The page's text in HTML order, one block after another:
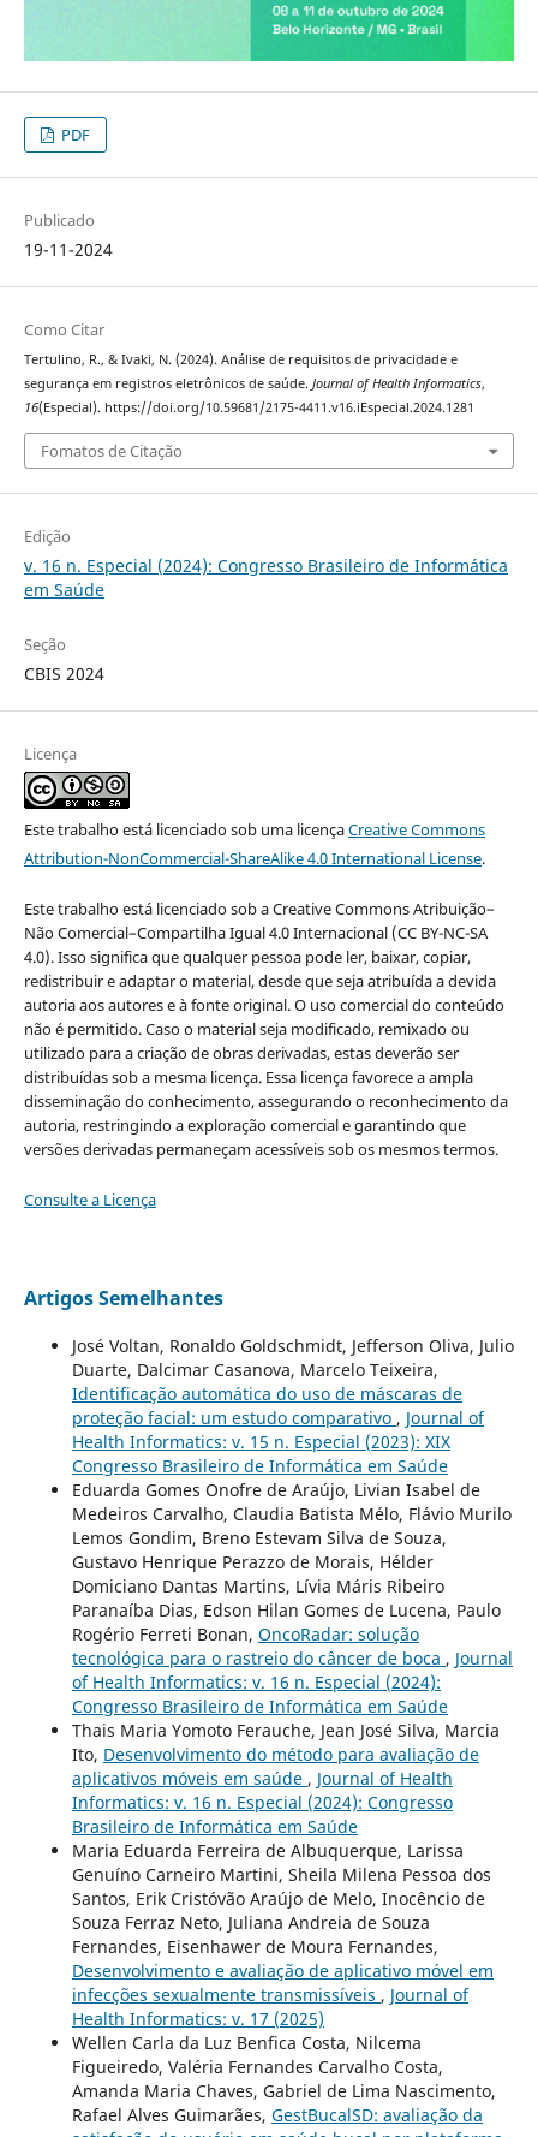
PDF
Publicado
19-11-2024
Como Citar
Tertulino, R., & Ivaki, N. (2024). Análise de requisitos de privacidade e
segurança em registros eletrônicos de saúde. Journal of Health Informatics,
16(Especial). https://doi.org/10.59681/2175-4411.v16.iEspecial.2024.1281
Fomatos de Citação
Edição
v. 16 n. Especial (2024): Congresso Brasileiro de Informática
em Saúde
Seção
CBIS 2024
Licença
Este trabalho está licenciado sob uma licençaCreative Commons
Attribution-NonCommercial-ShareAlike 4.0 International License.
Este trabalho está licenciado sob a Creative Commons Atribuição–
Não Comercial–Compartilha Igual 4.0 Internacional (CC BY-NC-SA
4.0). Isso significa que qualquer pessoa pode ler, baixar, copiar,
redistribuir e adaptar o material, desde que seja atribuída a devida
autoria aos autores e à fonte original. O uso comercial do conteúdo
não é permitido. Caso o material seja modificado, remixado ou
utilizado para a criação de obras derivadas, estas deverão ser
distribuídas sob a mesma licença. Essa licença favorece a ampla
disseminação do conhecimento, assegurando o reconhecimento da
autoria, restringindo a exploração comercial e garantindo que
versões derivadas permaneçam acessíveis sob os mesmos termos.
Consulte a Licença
Artigos Semelhantes
José Voltan, Ronaldo Goldschmidt, Jefferson Oliva, Julio
Duarte, Dalcimar Casanova, Marcelo Teixeira,
Identificação automática do uso de máscaras de
proteção facial: um estudo comparativo , Journal of
Health Informatics: v. 15 n. Especial (2023): XIX
Congresso Brasileiro de Informática em Saúde
Eduarda Gomes Onofre de Araújo, Livian Isabel de
Medeiros Carvalho, Claudia Batista Mélo, Flávio Murilo
Lemos Gondim, Breno Estevam Silva de Souza,
Gustavo Henrique Perazzo de Morais, Hélder
Domiciano Dantas Martins, Lívia Máris Ribeiro
Paranaíba Dias, Edson Hilan Gomes de Lucena, Paulo
Rogério Ferreti Bonan, OncoRadar: solução
tecnológica para o rastreio do câncer de boca , Journal
of Health Informatics: v. 16 n. Especial (2024):
Congresso Brasileiro de Informática em Saúde
Thais Maria Yomoto Ferauche, Jean José Silva, Marcia
Ito, Desenvolvimento do método para avaliação de
aplicativos móveis em saúde , Journal of Health
Informatics: v. 16 n. Especial (2024): Congresso
Brasileiro de Informática em Saúde
Maria Eduarda Ferreira de Albuquerque, Larissa
Genuíno Carneiro Martini, Sheila Milena Pessoa dos
Santos, Erik Cristóvão Araújo de Melo, Inocêncio de
Souza Ferraz Neto, Juliana Andreia de Souza
Fernandes, Eisenhawer de Moura Fernandes,
Desenvolvimento e avaliação de aplicativo móvel em
infecções sexualmente transmissíveis , Journal of
Health Informatics: v. 17 (2025)
Wellen Carla da Luz Benfica Costa, Nilcema
Figueiredo, Valéria Fernandes Carvalho Costa,
Amanda Maria Chaves, Gabriel de Lima Nascimento,
Rafael Alves Guimarães, GestBucalSD: avaliação da